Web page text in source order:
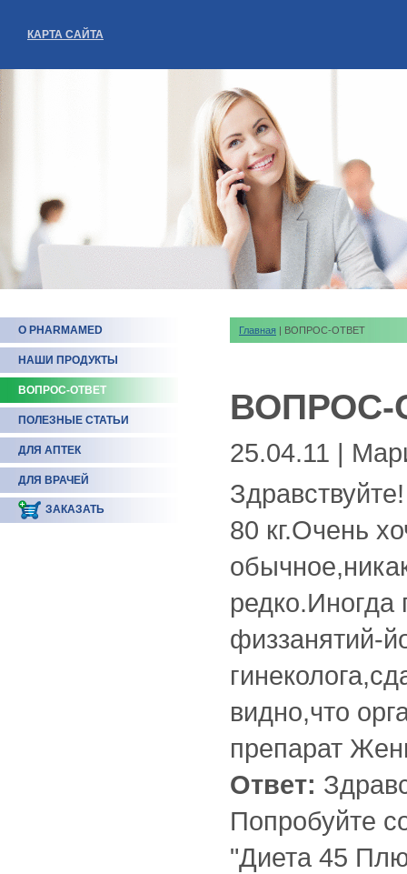
КАРТА САЙТА
О PHARMAMED
НАШИ ПРОДУКТЫ
ВОПРОС-ОТВЕТ
ПОЛЕЗНЫЕ СТАТЬИ
ДЛЯ АПТЕК
ДЛЯ ВРАЧЕЙ
ЗАКАЗАТЬ
Главная | ВОПРОС-ОТВЕТ
ВОПРОС-
25.04.11 |
80 кг.Очень
физзанятий-
видно,что
препарат
Ответ:
Попробуйте
"Диета 45